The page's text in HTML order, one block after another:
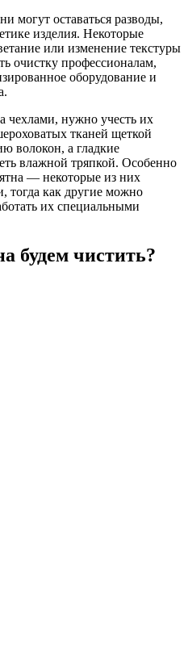
могут оставаться разводы,
изделия. Некоторые
или изменение текстуры
очистку профессионалам,
оборудование и
чехлами, нужно учесть их
тканей щеткой
волокон, а гладкие
влажной тряпкой. Особенно
— некоторые из них
тогда как другие можно
их специальными
будем чистить?